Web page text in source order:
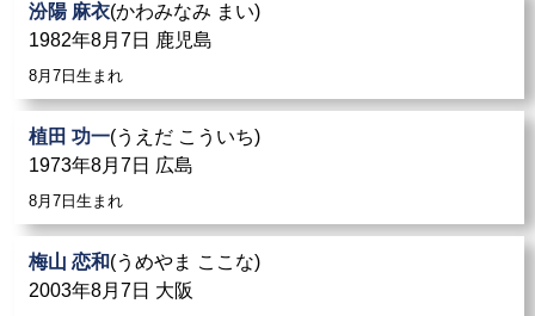
汾陽 麻衣(かわみなみ まい)
1982年8月7日 鹿児島
8月7日生まれ
植田 功一(うえだ こういち)
1973年8月7日 広島
8月7日生まれ
梅山 恋和(うめやま ここな)
2003年8月7日 大阪